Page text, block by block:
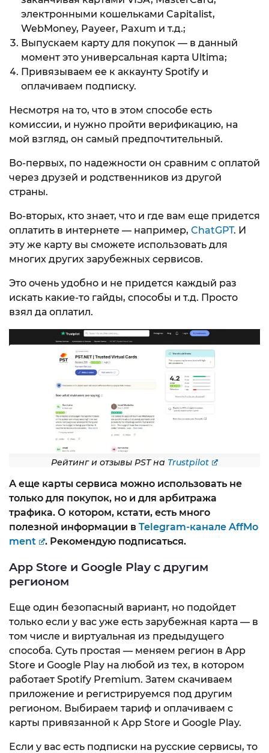
электронными кошельками Capitalist,
WebMoney, Payeer, Paxum и т.д.;
Выпускаем карту для покупок — в данный
момент это универсальная карта Ultima;
Привязываем ее к аккаунту Spotify и
оплачиваем подписку.
Несмотря на то, что в этом способе есть
комиссии, и нужно пройти верификацию, на
мой взгляд, он самый предпочтительный.
Во-первых, по надежности он сравним с оплатой
через друзей и родственников из другой
страны.
Во-вторых, кто знает, что и где вам еще придется
оплатить в интернете — например, ChatGPT. И
эту же карту вы сможете использовать для
многих других зарубежных сервисов.
Это очень удобно и не придется каждый раз
искать какие-то гайды, способы и т.д. Просто
взял да оплатил.
Рейтинг и отзывы PST на Trustpilot
А еще карты сервиса можно использовать не
только для покупок, но и для арбитража
трафика. О котором, кстати, есть много
полезной информации в Telegram-канале AffMo
ment
. Рекомендую подписаться.
App Store и Google Play с другим
регионом
Еще один безопасный вариант, но подойдет
только если у вас уже есть зарубежная карта — в
том числе и виртуальная из предыдущего
способа. Суть простая — меняем регион в App
Store и Google Play на любой из тех, в котором
работает Spotify Premium. Затем скачиваем
приложение и регистрируемся под другим
регионом. Выбираем тариф и оплачиваем с
карты привязанной к App Store и Google Play.
Если у вас есть подписки на русские сервисы, то